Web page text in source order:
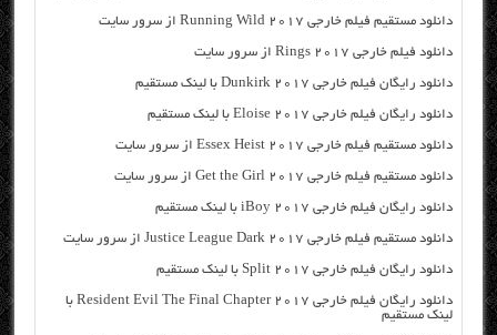
دانلود مستقیم فیلم خارجی Running Wild 2017 از سرور سایت
دانلود فیلم خارجی Rings 2017 از سرور سایت
دانلود رایگان فیلم خارجی Dunkirk 2017 با لینک مستقیم
دانلود رایگان فیلم خارجی Eloise 2017 با لینک مستقیم
دانلود مستقیم فیلم خارجی Essex Heist 2017 از سرور سایت
دانلود مستقیم فیلم خارجی Get the Girl 2017 از سرور سایت
دانلود رایگان فیلم خارجی iBoy 2017 با لینک مستقیم
دانلود مستقیم فیلم خارجی Justice League Dark 2017 از سرور سایت
دانلود رایگان فیلم خارجی Split 2017 با لینک مستقیم
دانلود رایگان فیلم خارجی Resident Evil The Final Chapter 2017 با
لینک مستقیم